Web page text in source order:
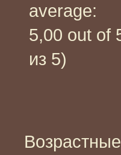
из 5)
Возрастные